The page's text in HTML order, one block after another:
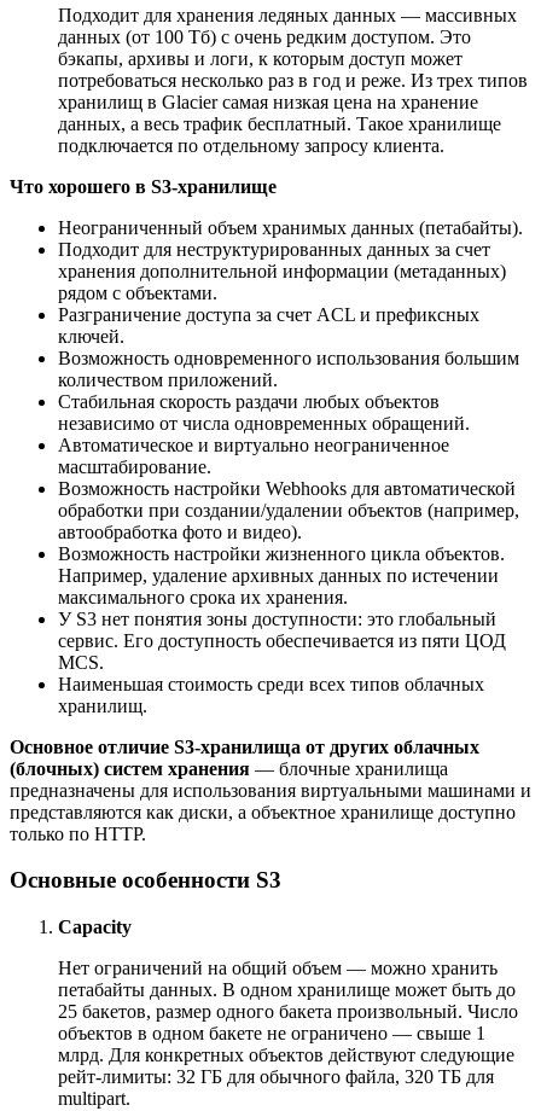
Подходит для хранения ледяных данных — массивных
данных (от 100 Тб) с очень редким доступом. Это
бэкапы, архивы и логи, к которым доступ может
потребоваться несколько раз в год и реже. Из трех типов
хранилищ в Glacier самая низкая цена на хранение
данных, а весь трафик бесплатный. Такое хранилище
подключается по отдельному запросу клиента.
Что хорошего в S3-хранилище
Неограниченный объем хранимых данных (петабайты).
Подходит для неструктурированных данных за счет
хранения дополнительной информации (метаданных)
рядом с объектами.
Разграничение доступа за счет ACL и префиксных
ключей.
Возможность одновременного использования большим
количеством приложений.
Стабильная скорость раздачи любых объектов
независимо от числа одновременных обращений.
Автоматическое и виртуально неограниченное
масштабирование.
Возможность настройки Webhooks для автоматической
обработки при создании/удалении объектов (например,
автообработка фото и видео).
Возможность настройки жизненного цикла объектов.
Например, удаление архивных данных по истечении
максимального срока их хранения.
У S3 нет понятия зоны доступности: это глобальный
сервис. Его доступность обеспечивается из пяти ЦОД
MCS.
Наименьшая стоимость среди всех типов облачных
хранилищ.
Основное отличие S3-хранилища от других облачных
(блочных) систем хранения — блочные хранилища
предназначены для использования виртуальными машинами и
представляются как диски, а объектное хранилище доступно
только по HTTP.
Основные особенности S3
Capacity
Нет ограничений на общий объем — можно хранить
петабайты данных. В одном хранилище может быть до
25 бакетов, размер одного бакета произвольный. Число
объектов в одном бакете не ограничено — свыше 1
млрд. Для конкретных объектов действуют следующие
рейт-лимиты: 32 ГБ для обычного файла, 320 ТБ для
multipart.